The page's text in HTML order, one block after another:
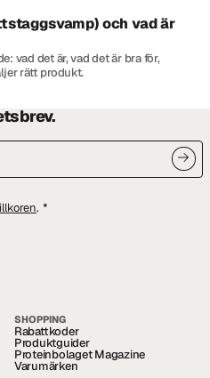
och vad är
vad det är, vad det är bra för,
rätt produkt.
. *
SHOPPING
Rabattkoder
Produktguider
Proteinbolaget Magazine
Varumärken